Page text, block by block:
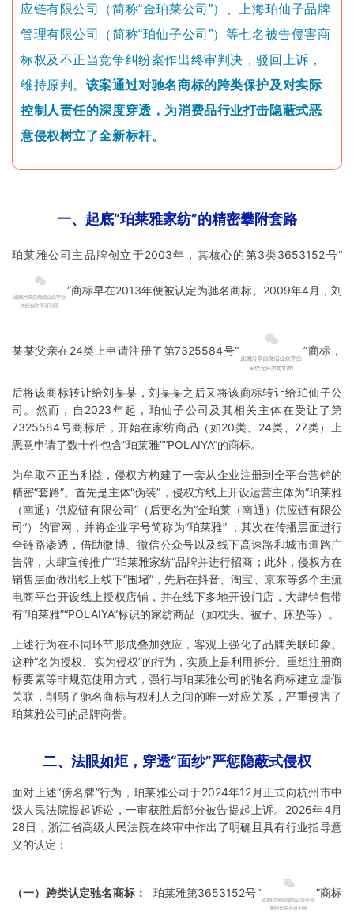
应链有限公司
（简称“金珀莱公司 ”）
、上海珀仙子品牌
管理有限公司（简称“珀仙子公司 ”）等七名被告侵害商
标权及不正当竞争纠纷案作出终审判决，驳回上诉，
维持原判。 该案通过对驰名商标的跨类保护及对实际
控制人责任的深度穿透，为消费品行业打击隐蔽式恶
意侵权树立了全新标杆。
一、起底“珀莱雅家纺”的精密攀附套路
珀莱雅公司主品牌创立于2003年，其核心的第3类3653152号“
”商标早在2013年便被认定为驰名商标。2009年4月，刘
某某父亲在24类上申请注册了第7325584号“ ”商标，
后将该商标转让给刘某某，刘某某之后又将该商标转让给珀仙子公
司。然而，自2023年起，珀仙子公司及其相关主体在受让了第
7325584号商标后，开始在家纺商品（如20类、24类、27类）上
恶意申请了数十件包含“珀莱雅”“POLAIYA”的商标。
为牟取不正当利益，侵权方构建了一套从企业注册到全平台营销的
精密“套路”。首先是主体“伪装”，侵权方线上开设运营主体为“珀莱雅
（南通）供应链有限公司”（后更名为“金珀莱（南通）供应链有限公
司”）的官网，并将企业字号简称为“珀莱雅” ；其次在传播层面进行
全链路渗透，借助微博、微信公众号以及线下高速路和城市道路广
告牌，大肆宣传推广“珀莱雅家纺”品牌并进行招商；此外，侵权方在
销售层面做出线上线下“围堵”，先后在抖音、淘宝、京东等多个主流
电商平台开设线上授权店铺，并在线下多地开设门店，大肆销售带
有“珀莱雅”“POLAIYA”标识的家纺商品（如枕头、被子、床垫等）。
上述行为在不同环节形成叠加效应，客观上强化了品牌关联印象。
这种“名为授权、实为侵权”的行为，实质上是利用拆分、重组注册商
标要素等非规范使用方式，强行与珀莱雅公司的驰名商标建立虚假
关联，削弱了驰名商标与权利人之间的唯一对应关系，严重侵害了
珀莱雅公司的品牌商誉。
二、法眼如炬，穿透“面纱”严惩隐蔽式侵权
面对上述“傍名牌”行为，珀莱雅公司于2024年12月正式向杭州市中
级人民法院提起诉讼，一审获胜后部分被告提起上诉。2026年4月
28日，浙江省高级人民法院在终审中作出了明确且具有行业指导意
义的认定：
（一）跨类认定驰名商标： 珀莱雅第3653152号“ ”商标